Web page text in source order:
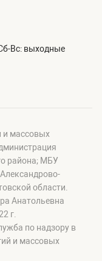
Вс: выходные
и массовых
района; МБУ
области.
Анатольевна
г.
по надзору в
и массовых